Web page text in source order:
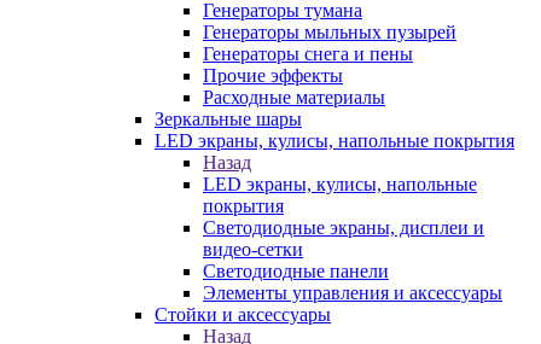
Генераторы тумана
Генераторы мыльных пузырей
Генераторы снега и пены
Прочие эффекты
Расходные материалы
Зеркальные шары
LED экраны, кулисы, напольные покрытия
Назад
LED экраны, кулисы, напольные
покрытия
Светодиодные экраны, дисплеи и
видео-сетки
Светодиодные панели
Элементы управления и аксессуары
Стойки и аксессуары
Назад